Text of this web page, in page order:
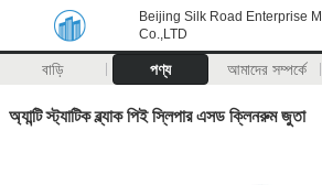
Beijing Silk Road Enterprise
Co.,LTD
বাড়ি পণ্য আমাদের সম্পর্কে
অ্যান্টি স্ট্যাটিক ব্ল্যাক পিই স্লিপার এসড ক্লিনরুম জুতা